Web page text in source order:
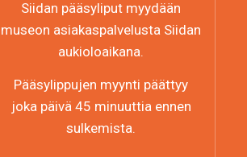
Siidan pääsyliput myydään
museon asiakaspalvelusta Siidan
aukioloaikana.
Pääsylippujen myynti päättyy
joka päivä 45 minuuttia ennen
sulkemista.